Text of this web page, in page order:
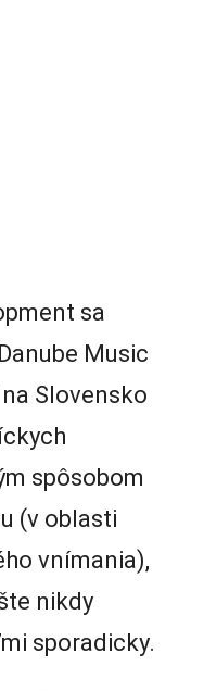
sa
Music
Slovensko
spôsobom
(v oblasti
vnímania),
nikdy
sporadicky.